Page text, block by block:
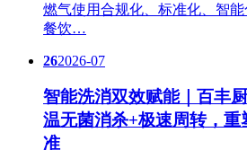
燃气使用合规化、标准化、智
餐饮…
262026-07
智能洗消双效赋能｜百丰
温无菌消杀+极速周转，
准